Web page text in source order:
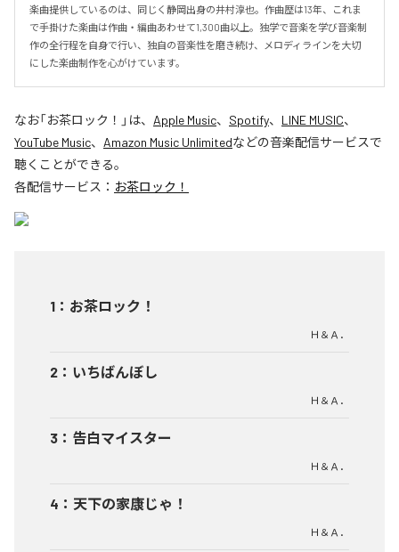
楽曲提供しているのは、同じく静岡出身の井村淳也。作曲歴は13年、これま
で手掛けた楽曲は作曲・編曲あわせて1,300曲以上。独学で音楽を学び音楽制
作の全行程を自身で行い、独自の音楽性を磨き続け、メロディラインを大切
にした楽曲制作を心がけています。
なお「お茶ロック！ 」は、 Apple Music、 Spotify、 LINE MUSIC、
YouTube Music、 Amazon Music Unlimitedなどの音楽配信サービスで
聴くことができる。
各配信サービス： お茶ロック！
1 ： お茶ロック！
Ｈ＆Ａ．
2 ： いちばんぼし
Ｈ＆Ａ．
3 ： 告白マイスター
Ｈ＆Ａ．
4 ： 天下の家康じゃ！
Ｈ＆Ａ．